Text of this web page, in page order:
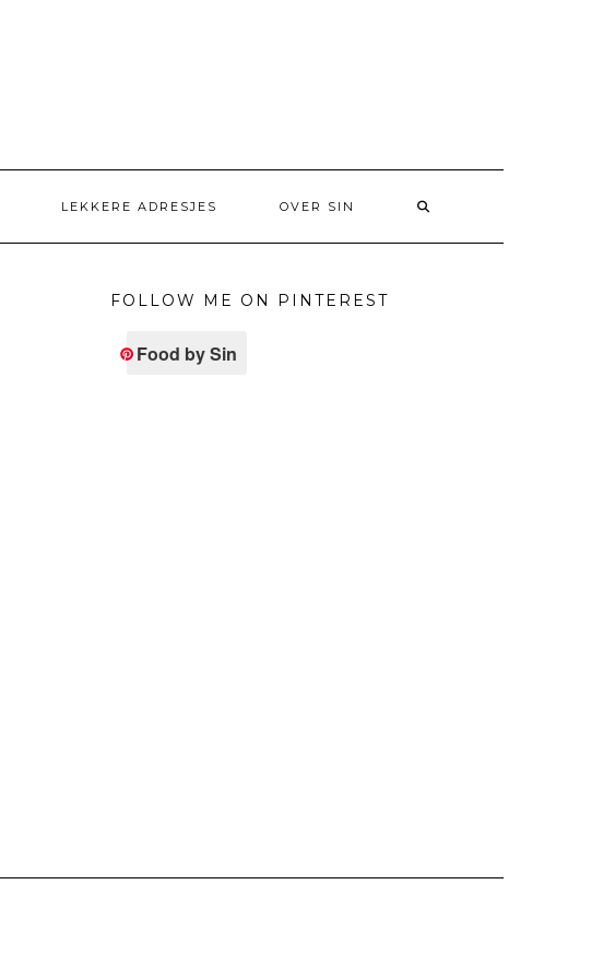
LEKKERE ADRESJES OVER SIN
FOLLOW ME ON PINTEREST
Food by Sin